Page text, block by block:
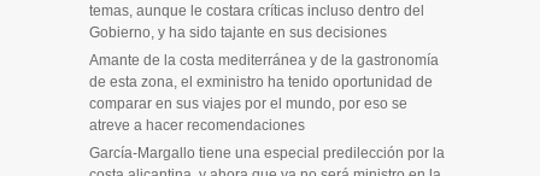
temas, aunque le costara críticas incluso dentro del
Gobierno, y ha sido tajante en sus decisiones
Amante de la costa mediterránea y de la gastronomía
de esta zona, el exministro ha tenido oportunidad de
comparar en sus viajes por el mundo, por eso se
atreve a hacer recomendaciones
García-Margallo tiene una especial predilección por la